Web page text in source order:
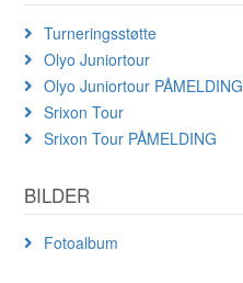
Turneringsstøtte
Olyo Juniortour
Olyo Juniortour PÅMELDING
Srixon Tour
Srixon Tour PÅMELDING
BILDER
Fotoalbum